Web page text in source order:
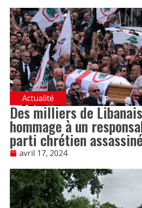
Actualité
Des milliers de
hommage à un
parti chrétien assassiné
avril 17, 2024